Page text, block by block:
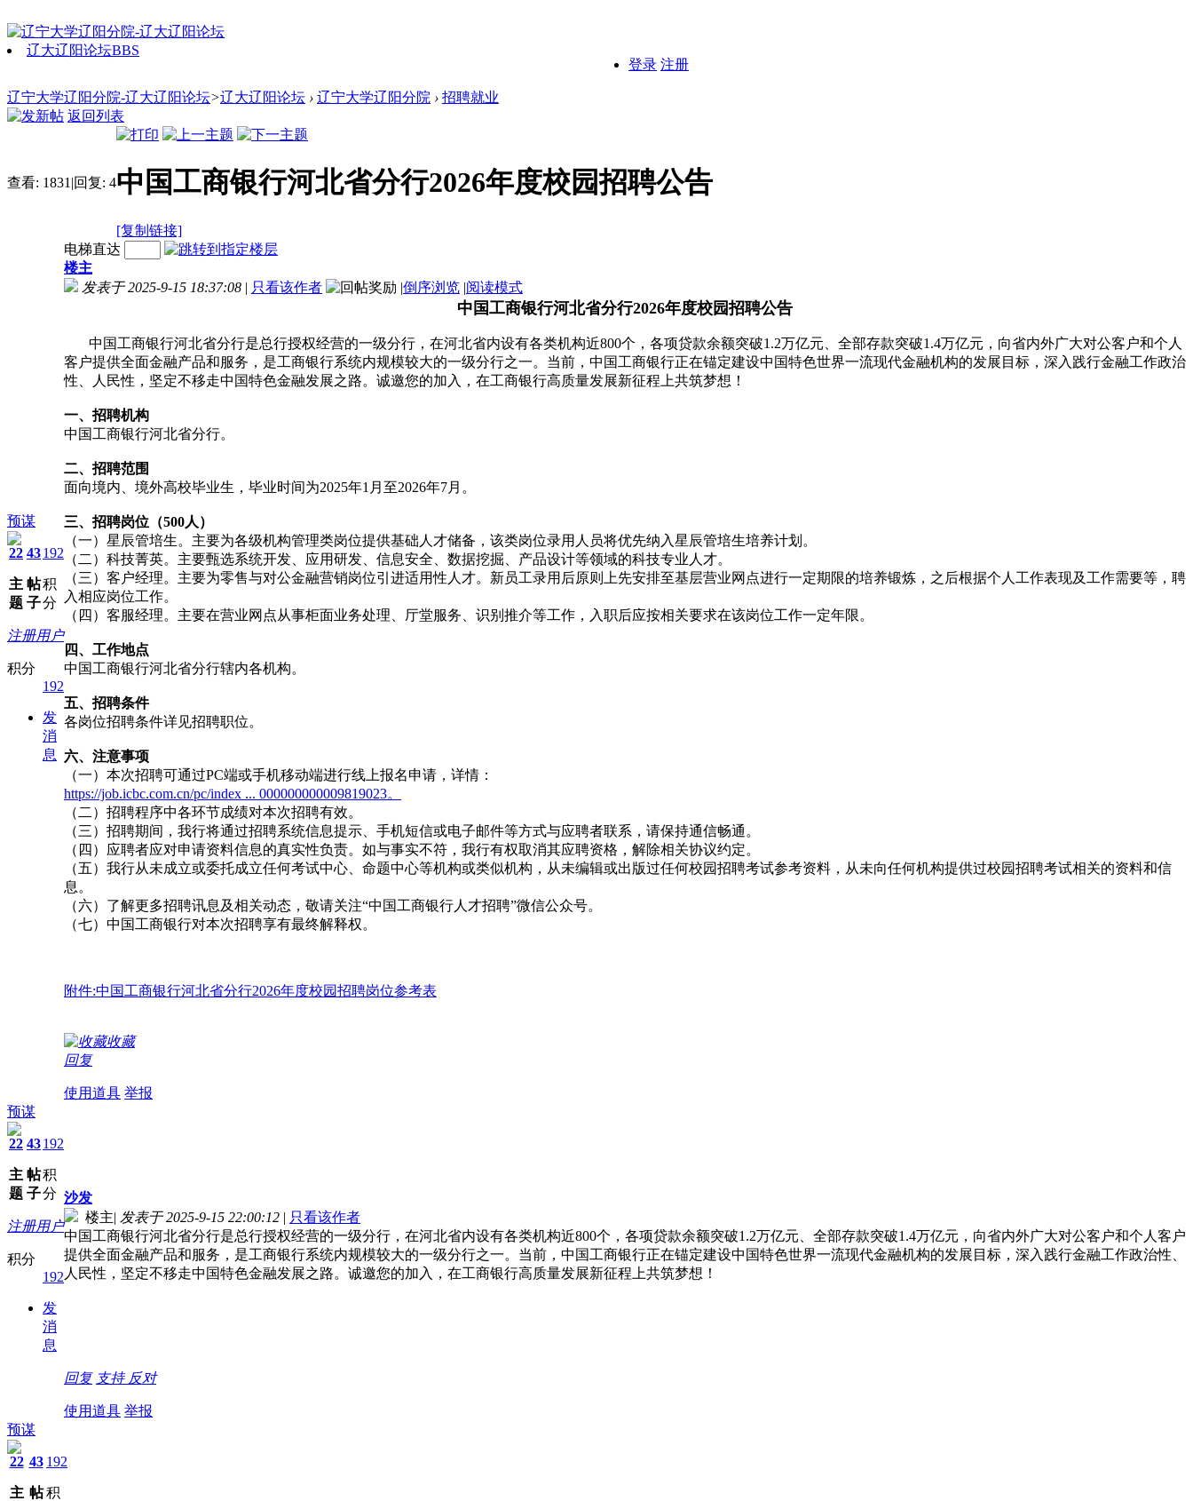
辽大辽阳论坛BBS
登录 注册
辽宁大学辽阳分院-辽大辽阳论坛>辽大辽阳论坛 › 辽宁大学辽阳分院 › 招聘就业
返回列表
查看: 1831 |回复: 4中国工商银行河北省分行2026年度校园招聘公告
[复制链接]
预谋
22
主
题
43
帖
子
192
积
分
注册用户
积分
192
发
消
息
电梯直达
楼主
发表于 2025-9-15 18:37:08 | 只看该作者 |倒序浏览 |阅读模式
中国工商银行河北省分行2026年度校园招聘公告
中国工商银行河北省分行是总行授权经营的一级分行，在河北省内设有各类机构近800个，各项贷款余额突破1.2万亿元、全部存款突破1.4万亿元，向省内外广大对公客户和个人
客户提供全面金融产品和服务，是工商银行系统内规模较大的一级分行之一。当前，中国工商银行正在锚定建设中国特色世界一流现代金融机构的发展目标，深入践行金融工作政治
性、人民性，坚定不移走中国特色金融发展之路。诚邀您的加入，在工商银行高质量发展新征程上共筑梦想！
一、招聘机构
中国工商银行河北省分行。
二、招聘范围
面向境内、境外高校毕业生，毕业时间为2025年1月至2026年7月。
三、招聘岗位（500人）
（一）星辰管培生。主要为各级机构管理类岗位提供基础人才储备，该类岗位录用人员将优先纳入星辰管培生培养计划。
（二）科技菁英。主要甄选系统开发、应用研发、信息安全、数据挖掘、产品设计等领域的科技专业人才。
（三）客户经理。主要为零售与对公金融营销岗位引进适用性人才。新员工录用后原则上先安排至基层营业网点进行一定期限的培养锻炼，之后根据个人工作表现及工作需要等，聘
入相应岗位工作。
（四）客服经理。主要在营业网点从事柜面业务处理、厅堂服务、识别推介等工作，入职后应按相关要求在该岗位工作一定年限。
四、工作地点
中国工商银行河北省分行辖内各机构。
五、招聘条件
各岗位招聘条件详见招聘职位。
六、注意事项
（一）本次招聘可通过PC端或手机移动端进行线上报名申请，详情：
https://job.icbc.com.cn/pc/index ... 000000000009819023。
（二）招聘程序中各环节成绩对本次招聘有效。
（三）招聘期间，我行将通过招聘系统信息提示、手机短信或电子邮件等方式与应聘者联系，请保持通信畅通。
（四）应聘者应对申请资料信息的真实性负责。如与事实不符，我行有权取消其应聘资格，解除相关协议约定。
（五）我行从未成立或委托成立任何考试中心、命题中心等机构或类似机构，从未编辑或出版过任何校园招聘考试参考资料，从未向任何机构提供过校园招聘考试相关的资料和信
息。
（六）了解更多招聘讯息及相关动态，敬请关注“中国工商银行人才招聘”微信公众号。
（七）中国工商银行对本次招聘享有最终解释权。
附件:中国工商银行河北省分行2026年度校园招聘岗位参考表
收藏
回复
使用道具 举报
预谋
22
主
题
43
帖
子
192
积
分
注册用户
积分
192
发
消
息
沙发
楼主| 发表于 2025-9-15 22:00:12 | 只看该作者
中国工商银行河北省分行是总行授权经营的一级分行，在河北省内设有各类机构近800个，各项贷款余额突破1.2万亿元、全部存款突破1.4万亿元，向省内外广大对公客户和个人客户
提供全面金融产品和服务，是工商银行系统内规模较大的一级分行之一。当前，中国工商银行正在锚定建设中国特色世界一流现代金融机构的发展目标，深入践行金融工作政治性、
人民性，坚定不移走中国特色金融发展之路。诚邀您的加入，在工商银行高质量发展新征程上共筑梦想！
回复 支持 反对
使用道具 举报
预谋
22
主
43
帖
192
积